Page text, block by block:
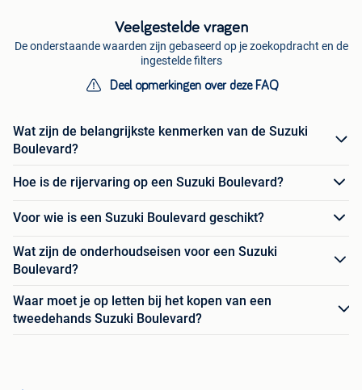
Veelgestelde vragen
De onderstaande waarden zijn gebaseerd op je zoekopdracht en de
ingestelde filters
Deel opmerkingen over deze FAQ
Wat zijn de belangrijkste kenmerken van de Suzuki
Boulevard?
Hoe is de rijervaring op een Suzuki Boulevard?
Voor wie is een Suzuki Boulevard geschikt?
Wat zijn de onderhoudseisen voor een Suzuki
Boulevard?
Waar moet je op letten bij het kopen van een
tweedehands Suzuki Boulevard?